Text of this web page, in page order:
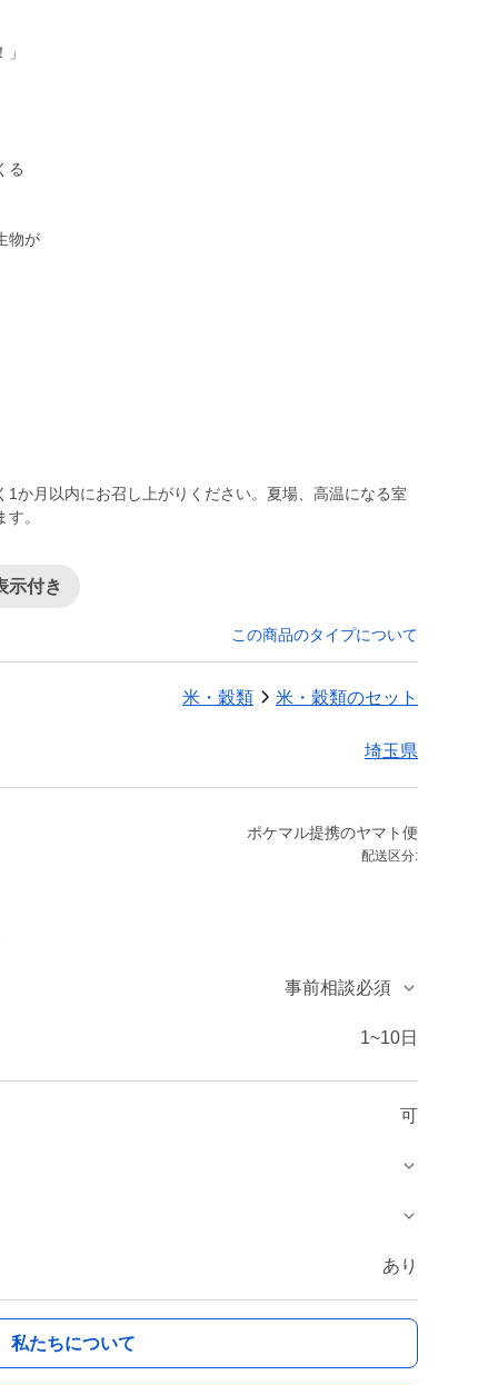
る
物が
か月以内にお召し上がりください。夏場、高温になる室
。
示付き
この商品のタイプについて
米・穀類 米・穀類のセット
埼玉県
ポケマル提携のヤマト便
配送区分:
事前相談必須
1~10日
可
あり
私たちについて